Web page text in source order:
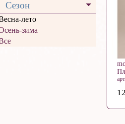
Сезон
лето
зима